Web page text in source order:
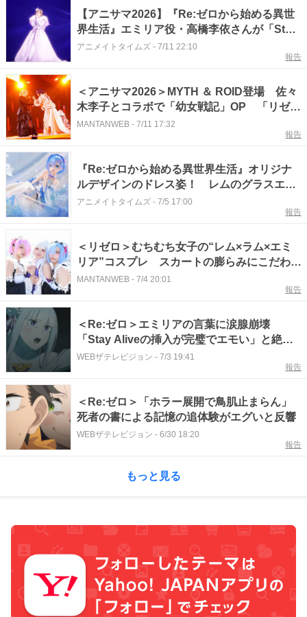
【アニサマ2026】『Re:ゼロから始める異世
界生活』エミリア役・高橋李依さんが「Stay
Alive 〜Regain〜」を披露！ 劇中の台詞と
アニメイトタイムズ - 7/11 22:10
報告
＜アニサマ2026＞MYTH ＆ ROID登場 佐々
木李子とコラボで「幼女戦記」OP 「リゼ
ロ」EDも
MANTANWEB - 7/11 17:32
報告
『Re:ゼロから始める異世界生活』オリジナ
ルデザインのドレス姿！ レムのグラスエデ
ィション1/7スケールフィギュアが好評発売
アニメイトタイムズ - 7/5 17:00
報告
＜リゼロ＞むちむち女子の“レム×ラム×エミ
リア”コスプレ スカートの膨らみにこだわ
り ソムタム田井のコスプレリポート
MANTANWEB - 7/4 20:01
報告
＜Re:ゼロ＞エミリアの言葉に涙腺崩壊
「Stay Aliveの挿入が完璧でエモい」と絶賛
の声も
WEBザテレビジョン - 7/3 19:41
報告
＜Re:ゼロ＞「ホラー展開で鳥肌止まらん」
死者の書による記憶の追体験がエグいと反響
WEBザテレビジョン - 6/30 18:20
報告
もっと見る